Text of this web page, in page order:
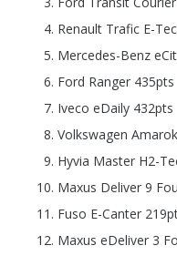
Renault Trafic E-
Mercedes-Benz
Ford Ranger 435pts
Iveco eDaily 432pts
Volkswagen
Hyvia Master H2-
Maxus Deliver 9
Fuso E-Canter
Maxus eDeliver 3